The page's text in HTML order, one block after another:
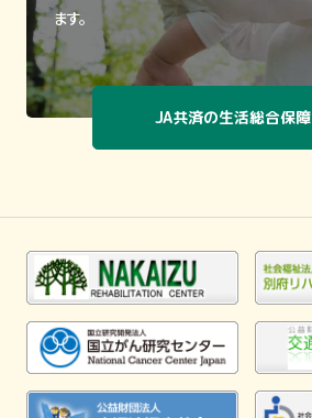
ます。
JA共済の生活総合保障